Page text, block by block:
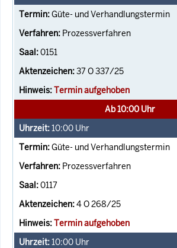
Güte- und Verhandlungstermin
Prozessverfahren
0151
37 O 337/25
Termin aufgehoben
Ab 10:00 Uhr
10:00 Uhr
Güte- und Verhandlungstermin
Prozessverfahren
0117
4 O 268/25
Termin aufgehoben
10:00 Uhr